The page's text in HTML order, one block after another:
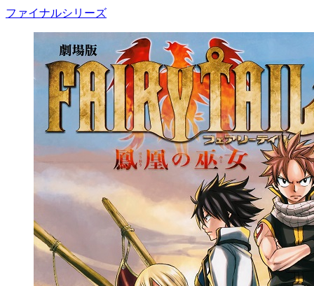
ファイナルシリーズ